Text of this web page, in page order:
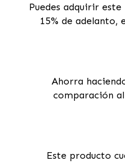
Puedes adquirir
15% de adelanto,
Ahorra
comparación
Este producto